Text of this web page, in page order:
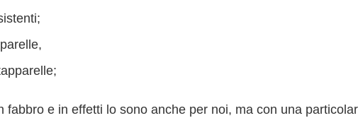
fabbro e in effetti lo sono anche per noi, ma con una